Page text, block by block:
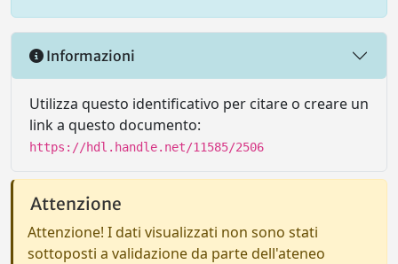
Informazioni
Utilizza questo identificativo per citare o creare un
link a questo documento:
https://hdl.handle.net/11585/2506
Attenzione
Attenzione! I dati visualizzati non sono stati
sottoposti a validazione da parte dell'ateneo